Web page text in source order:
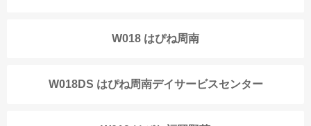
W018 はぴね周南
W018DS はぴね周南デイサービスセンター